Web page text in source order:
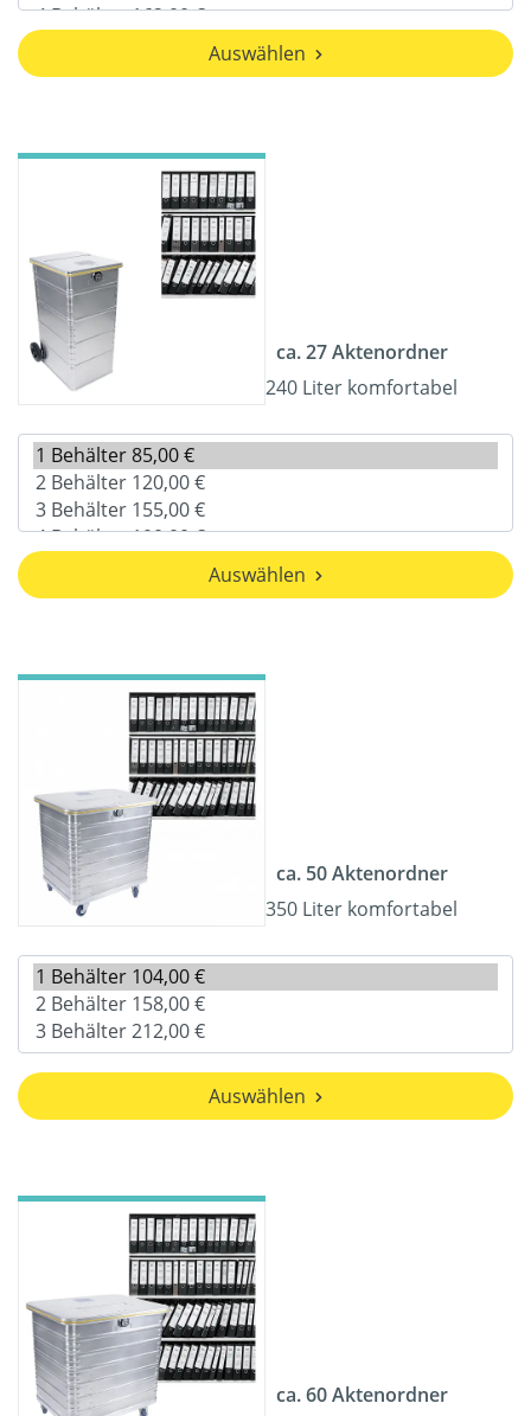
Auswählen
ca. 27 Aktenordner
240 Liter komfortabel
Auswählen
ca. 50 Aktenordner
350 Liter komfortabel
Auswählen
ca. 60 Aktenordner